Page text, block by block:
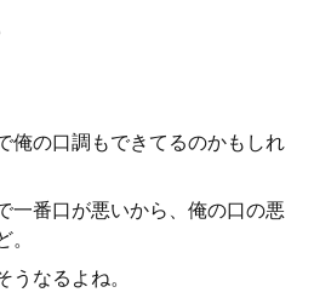
俺の口調もできてるのかもしれ
一番口が悪いから、俺の口の悪
なるよね。